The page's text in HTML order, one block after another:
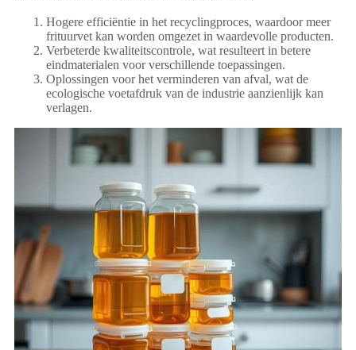
Hogere efficiëntie in het recyclingproces, waardoor meer
frituurvet kan worden omgezet in waardevolle producten.
Verbeterde kwaliteitscontrole, wat resulteert in betere
eindmaterialen voor verschillende toepassingen.
Oplossingen voor het verminderen van afval, wat de
ecologische voetafdruk van de industrie aanzienlijk kan
verlagen.